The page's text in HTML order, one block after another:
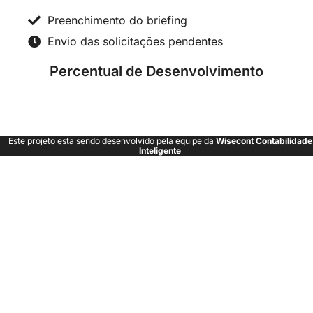
Preenchimento do briefing
Envio das solicitações pendentes
Percentual de Desenvolvimento
Este projeto esta sendo desenvolvido pela equipe da Wisecont Contabilidade
Inteligente